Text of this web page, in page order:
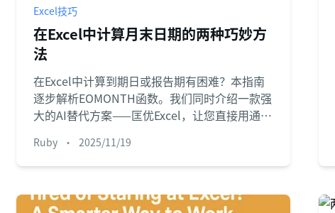
Excel技巧
在Excel中计算月末日期的两种巧妙方
法
在Excel中计算到期日或报告期有困难？本指南
逐步解析EOMONTH函数。我们同时介绍一款强
大的AI替代方案——匡优Excel，让您直接用通俗
法更适合您。
Ruby • 2025/11/19